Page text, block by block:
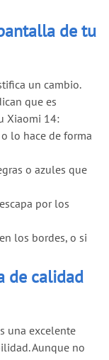
de tu
un cambio.
que es
Xiaomi 14:
lo hace de forma
o azules que
por los
los bordes, o si
de calidad
una excelente
Aunque no